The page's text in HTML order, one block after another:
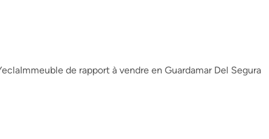
Immeuble de rapport à vendre en Guardamar Del Segura